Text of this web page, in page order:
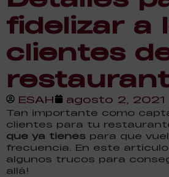
fidelizar a
clientes
ESAH agosto 2, 2021
Tan importante como
clientes para tu
que ya tienes para que
frecuencia. En este
algunos trucos para
allá!